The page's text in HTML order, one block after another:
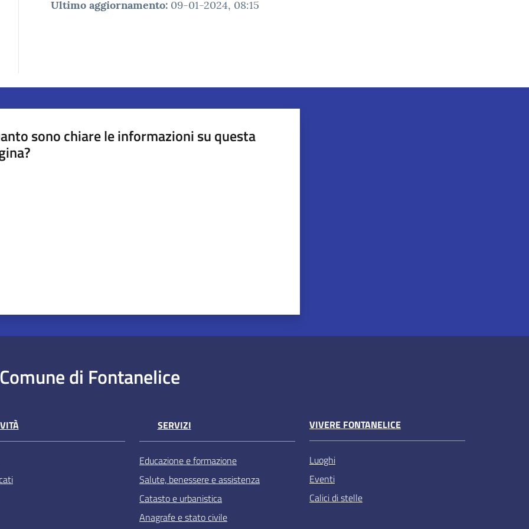
Ultimo aggiornamento: 09-01-2024, 08:15
sono chiare le informazioni su questa
Comune di Fontanelice
SERVIZI
Educazione e formazione
Salute, benessere e assistenza
Catasto e urbanistica
Anagrafe e stato civile
VIVERE FONTANELICE
Luoghi
Eventi
Calici di stelle